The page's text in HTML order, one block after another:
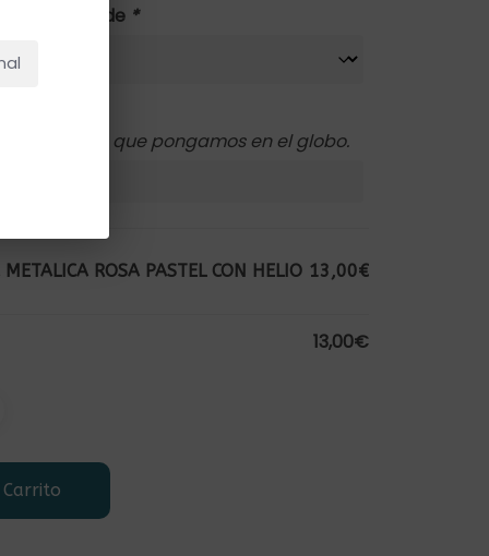
globo grande *
que quieres que pongamos en el globo.
METALICA ROSA PASTEL CON HELIO 13,00€
13,00€